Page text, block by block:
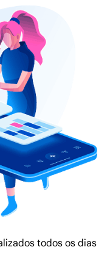
todos os dias